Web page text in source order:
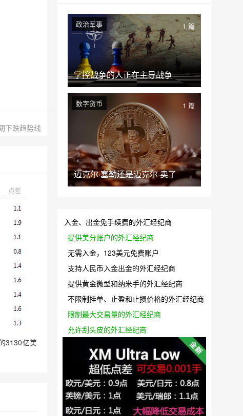
下跌趋势线
3130亿美
掌控战争的人正在主导战争
政治军事 1 篇
迈克尔·塞勒还是迈克尔·卖了
数字货币 1 篇
入金、出金免手续费的外汇经纪商
提供美分账户的外汇经纪商
无需入金，123美元免费账户
支持人民币入金出金的外汇经纪商
提供黄金微型和纳米手的外汇经纪商
不限制挂单、止盈和止损价格的外汇经纪商
限制最大交易量的外汇经纪商
允许刮头皮的外汇经纪商